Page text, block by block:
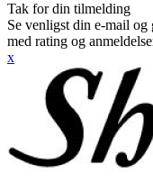
Tak for din tilmelding
Se venligst din e-mail
med rating og
x